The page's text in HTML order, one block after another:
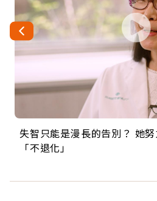
失智只能是漫長的告別？ 她
「不退化」
來自剛果的巧克力神父 為台
的家，我連作夢都講台語！」
63歲卸矽谷副總、搬回台灣
丑」走進安養院，逗樂上萬爺
104歲打破金氏世界紀錄 成為
手，分享長壽的秘密原來是「
事業巔峰他選擇追夢…黑手阿
巨蛋！連CNN都大讚！